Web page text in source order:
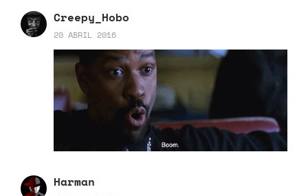
Creepy_Hobo
20 ABRIL 2016
Harman